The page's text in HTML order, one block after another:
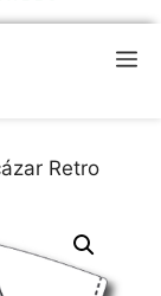
Retro